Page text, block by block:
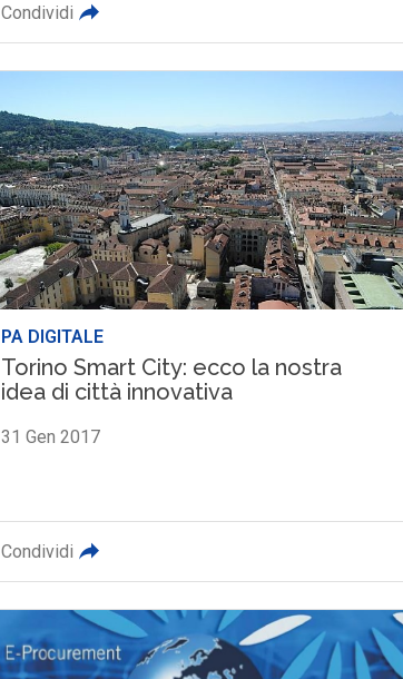
Condividi
PA DIGITALE
Torino Smart City: ecco la nostra
idea di città innovativa
31 Gen 2017
Condividi